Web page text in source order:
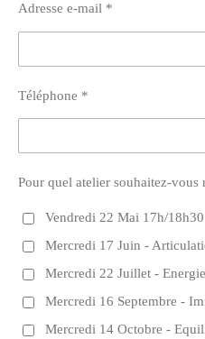
Adresse e-mail *
Téléphone *
Pour quel atelier souhaitez-vous
Vendredi 22 Mai 17h/
Mercredi 17 Juin -
Mercredi 22 Juillet -
Mercredi 16 Septembre -
Mercredi 14 Octobre -